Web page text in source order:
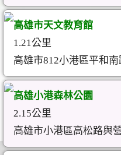
高雄市天文教育館
1.21公里
高雄市812小港區平和
高雄小港森林公園
2.15公里
高雄市小港區高松路與